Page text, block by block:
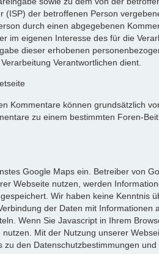
der betroffenen Person
durch einen abgegebenen
im eigenen Interesse des für die
dieser erhobenen
Verantwortlichen dient.
Kommentare können grundsätzlich
zu einem bestimmten Foren-
Google Maps ein. Betreiber von
Webseite nutzen, werden
Wir haben keine
der Daten mit
Wenn Sie Javascript in Ihrem
Mit der Nutzung unserer
den Datenschutzbestimmungen